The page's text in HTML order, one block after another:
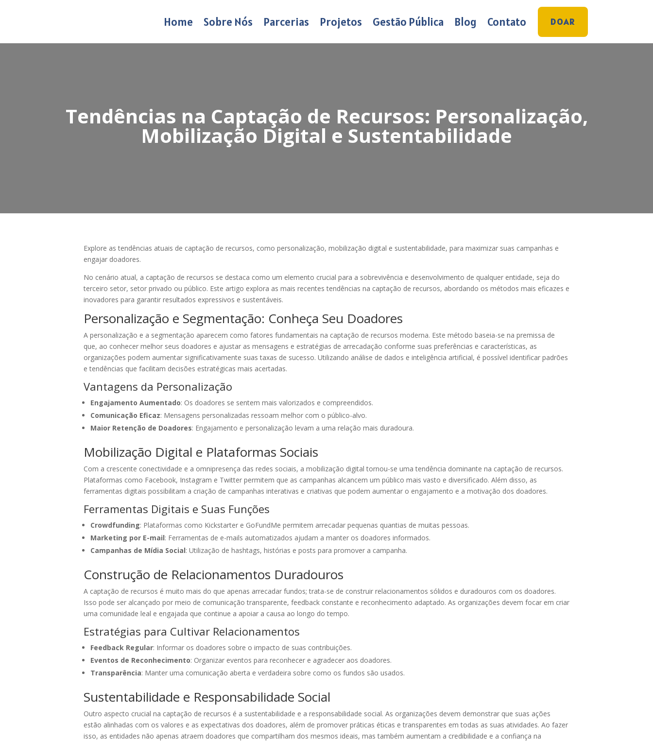
Home Sobre Nós Parcerias Projetos Gestão Pública Blog Contato DOAR
Tendências na Captação de Recursos: Personalização,
Mobilização Digital e Sustentabilidade
Explore as tendências atuais de captação de recursos, como personalização, mobilização digital e sustentabilidade, para maximizar suas campanhas e
engajar doadores.
No cenário atual, a captação de recursos se destaca como um elemento crucial para a sobrevivência e desenvolvimento de qualquer entidade, seja do
terceiro setor, setor privado ou público. Este artigo explora as mais recentes tendências na captação de recursos, abordando os métodos mais eficazes e
inovadores para garantir resultados expressivos e sustentáveis.
Personalização e Segmentação: Conheça Seu Doadores
A personalização e a segmentação aparecem como fatores fundamentais na captação de recursos moderna. Este método baseia-se na premissa de
que, ao conhecer melhor seus doadores e ajustar as mensagens e estratégias de arrecadação conforme suas preferências e características, as
organizações podem aumentar significativamente suas taxas de sucesso. Utilizando análise de dados e inteligência artificial, é possível identificar padrões
e tendências que facilitam decisões estratégicas mais acertadas.
Vantagens da Personalização
Engajamento Aumentado: Os doadores se sentem mais valorizados e compreendidos.
Comunicação Eficaz: Mensagens personalizadas ressoam melhor com o público-alvo.
Maior Retenção de Doadores: Engajamento e personalização levam a uma relação mais duradoura.
Mobilização Digital e Plataformas Sociais
Com a crescente conectividade e a omnipresença das redes sociais, a mobilização digital tornou-se uma tendência dominante na captação de recursos.
Plataformas como Facebook, Instagram e Twitter permitem que as campanhas alcancem um público mais vasto e diversificado. Além disso, as
ferramentas digitais possibilitam a criação de campanhas interativas e criativas que podem aumentar o engajamento e a motivação dos doadores.
Ferramentas Digitais e Suas Funções
Crowdfunding: Plataformas como Kickstarter e GoFundMe permitem arrecadar pequenas quantias de muitas pessoas.
Marketing por E-mail: Ferramentas de e-mails automatizados ajudam a manter os doadores informados.
Campanhas de Mídia Social: Utilização de hashtags, histórias e posts para promover a campanha.
Construção de Relacionamentos Duradouros
A captação de recursos é muito mais do que apenas arrecadar fundos; trata-se de construir relacionamentos sólidos e duradouros com os doadores.
Isso pode ser alcançado por meio de comunicação transparente, feedback constante e reconhecimento adaptado. As organizações devem focar em criar
uma comunidade leal e engajada que continue a apoiar a causa ao longo do tempo.
Estratégias para Cultivar Relacionamentos
Feedback Regular: Informar os doadores sobre o impacto de suas contribuições.
Eventos de Reconhecimento: Organizar eventos para reconhecer e agradecer aos doadores.
Transparência: Manter uma comunicação aberta e verdadeira sobre como os fundos são usados.
Sustentabilidade e Responsabilidade Social
Outro aspecto crucial na captação de recursos é a sustentabilidade e a responsabilidade social. As organizações devem demonstrar que suas ações
estão alinhadas com os valores e as expectativas dos doadores, além de promover práticas éticas e transparentes em todas as suas atividades. Ao fazer
isso, as entidades não apenas atraem doadores que compartilham dos mesmos ideais, mas também aumentam a credibilidade e a confiança na